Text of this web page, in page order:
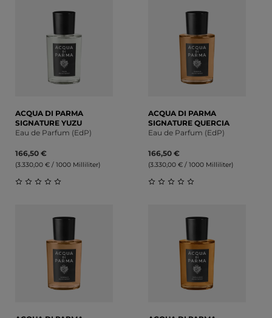
ACQUA DI PARMA
SIGNATURE YUZU
Eau de Parfum (EdP)
166,50 €
(3.330,00 € / 1000 Milliliter)
ACQUA DI PARMA
SIGNATURE QUERCIA
Eau de Parfum (EdP)
166,50 €
(3.330,00 € / 1000 Milliliter)